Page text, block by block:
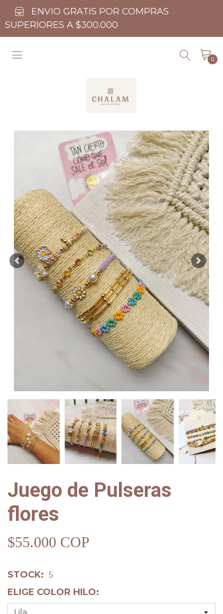
ENVIO GRATIS POR COMPRAS
SUPERIORES A $300.000
0
Previous Next
Juego de Pulseras
flores
$55.000 COP
STOCK: 5
ELIGE COLOR HILO: